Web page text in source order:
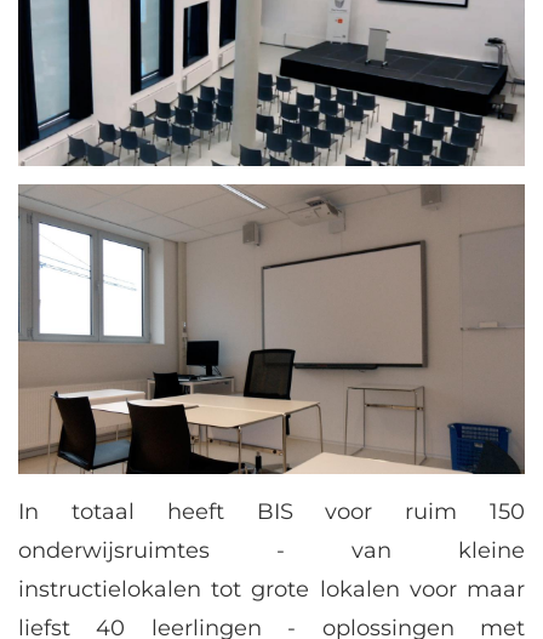
In totaal heeft BIS voor ruim 150
onderwijsruimtes - van kleine
instructielokalen tot grote lokalen voor maar
liefst 40 leerlingen - oplossingen met